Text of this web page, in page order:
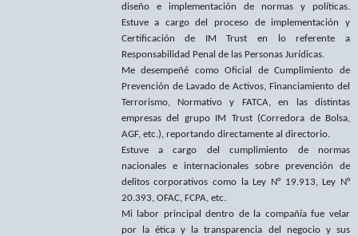
diseño e implementación de normas y políticas.
Estuve a cargo del proceso de implementación y
Certificación de IM Trust en lo referente a
Responsabilidad Penal de las Personas Jurídicas.
Me desempeñé como Oficial de Cumplimiento de
Prevención de Lavado de Activos, Financiamiento del
Terrorismo, Normativo y FATCA, en las distintas
empresas del grupo IM Trust (Corredora de Bolsa,
AGF, etc.), reportando directamente al directorio.
Estuve a cargo del cumplimiento de normas
nacionales e internacionales sobre prevención de
delitos corporativos como la Ley N° 19.913, Ley N°
20.393, OFAC, FCPA, etc.
Mi labor principal dentro de la compañía fue velar
por la ética y la transparencia del negocio y sus